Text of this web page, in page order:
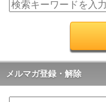
メルマガ登録・解除